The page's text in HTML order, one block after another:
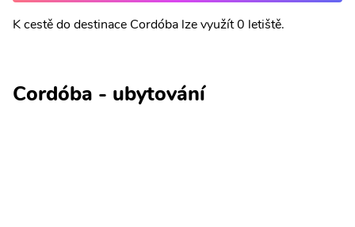
K cestě do destinace Cordóba lze využít 0 letiště.
Cordóba - ubytování